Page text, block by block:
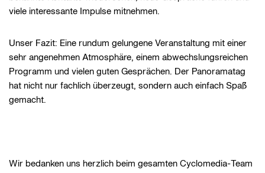
viele interessante Impulse mitnehmen.
Unser Fazit: Eine rundum gelungene Veranstaltung mit einer
sehr angenehmen Atmosphäre, einem abwechslungsreichen
Programm und vielen guten Gesprächen. Der Panoramatag
hat nicht nur fachlich überzeugt, sondern auch einfach Spaß
gemacht.
Wir bedanken uns herzlich beim gesamten Cyclomedia-Team